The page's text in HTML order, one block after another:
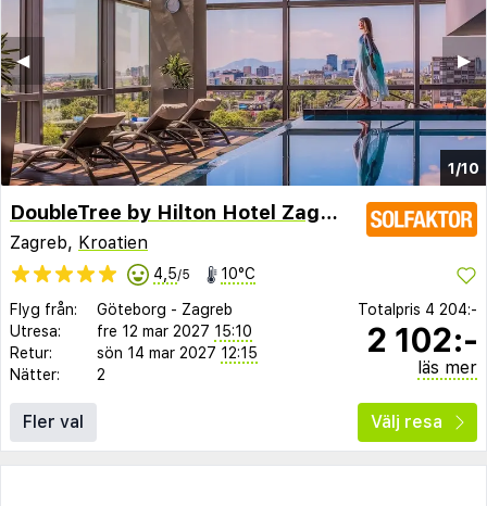
1/10
▶︎
◀︎
DoubleTree by Hilton Hotel Zagreb
Zagreb, Kroatien
4,5/5 10°C
Flyg från: Göteborg - Zagreb
Utresa:
fre 12 mar 2027 15:10
Retur:
sön 14 mar 2027 12:15
Nätter:
2
Totalpris 4 204:-
2 102:-
läs mer
Fler val Välj resa